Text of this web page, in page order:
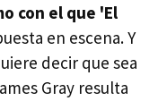
con el que 'El
en escena. Y
decir que sea
Gray resulta